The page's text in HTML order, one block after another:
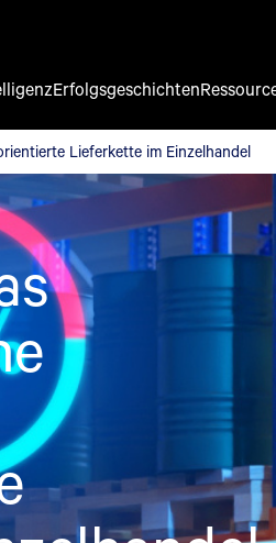
Lieferkette im
Erfolgsgeschichten
Lieferkette im Einzelhandel